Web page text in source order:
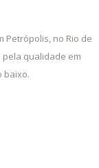
Petrópolis, no Rio de
pela qualidade em
baixo.